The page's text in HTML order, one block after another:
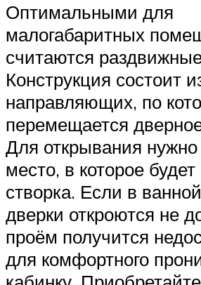
Оптимальными для
малогабаритных
считаются
Конструкция состоит
направляющих, по
перемещается
Для открывания
место, в которое
створка. Если в
дверки откроются не
проём получится
для комфортного